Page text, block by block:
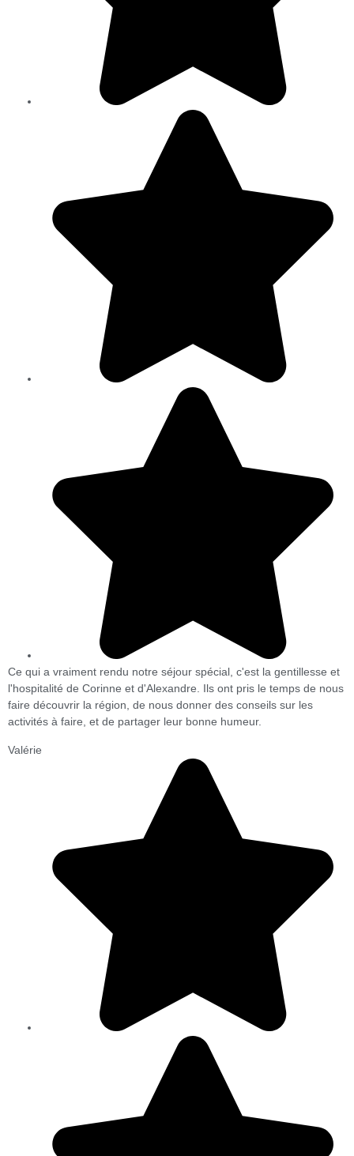
Ce qui a vraiment rendu notre séjour spécial, c'est la gentillesse et
l'hospitalité de Corinne et d'Alexandre. Ils ont pris le temps de nous
faire découvrir la région, de nous donner des conseils sur les
activités à faire, et de partager leur bonne humeur.
Valérie